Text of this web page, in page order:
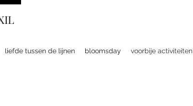
liefde tussen de lijnen bloomsday voorbije activiteiten